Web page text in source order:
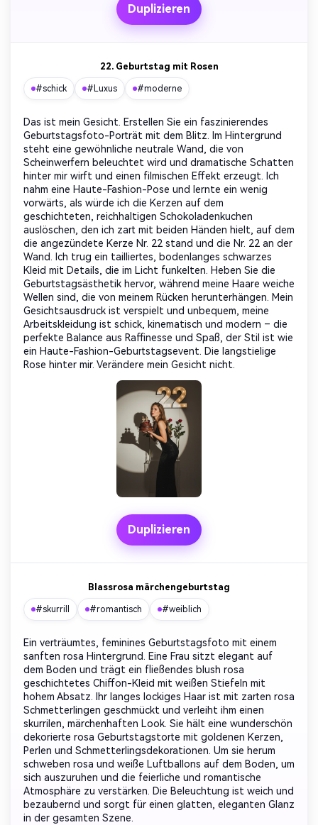
Duplizieren
22. Geburtstag mit Rosen
#schick #Luxus #moderne
Das ist mein Gesicht. Erstellen Sie ein faszinierendes
Geburtstagsfoto-Porträt mit dem Blitz. Im Hintergrund
steht eine gewöhnliche neutrale Wand, die von
Scheinwerfern beleuchtet wird und dramatische Schatten
hinter mir wirft und einen filmischen Effekt erzeugt. Ich
nahm eine Haute-Fashion-Pose und lernte ein wenig
vorwärts, als würde ich die Kerzen auf dem
geschichteten, reichhaltigen Schokoladenkuchen
auslöschen, den ich zart mit beiden Händen hielt, auf dem
die angezündete Kerze Nr. 22 stand und die Nr. 22 an der
Wand. Ich trug ein tailliertes, bodenlanges schwarzes
Kleid mit Details, die im Licht funkelten. Heben Sie die
Geburtstagsästhetik hervor, während meine Haare weiche
Wellen sind, die von meinem Rücken herunterhängen. Mein
Gesichtsausdruck ist verspielt und unbequem, meine
Arbeitskleidung ist schick, kinematisch und modern – die
perfekte Balance aus Raffinesse und Spaß, der Stil ist wie
ein Haute-Fashion-Geburtstagsevent. Die langstielige
Rose hinter mir. Verändere mein Gesicht nicht.
Duplizieren
Blassrosa märchengeburtstag
#skurrill #romantisch #weiblich
Ein verträumtes, feminines Geburtstagsfoto mit einem
sanften rosa Hintergrund. Eine Frau sitzt elegant auf
dem Boden und trägt ein fließendes blush rosa
geschichtetes Chiffon-Kleid mit weißen Stiefeln mit
hohem Absatz. Ihr langes lockiges Haar ist mit zarten rosa
Schmetterlingen geschmückt und verleiht ihm einen
skurrilen, märchenhaften Look. Sie hält eine wunderschön
dekorierte rosa Geburtstagstorte mit goldenen Kerzen,
Perlen und Schmetterlingsdekorationen. Um sie herum
schweben rosa und weiße Luftballons auf dem Boden, um
sich auszuruhen und die feierliche und romantische
Atmosphäre zu verstärken. Die Beleuchtung ist weich und
bezaubernd und sorgt für einen glatten, eleganten Glanz
in der gesamten Szene.